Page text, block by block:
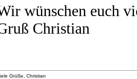
wünschen euch
Christian
Grüße, Christian